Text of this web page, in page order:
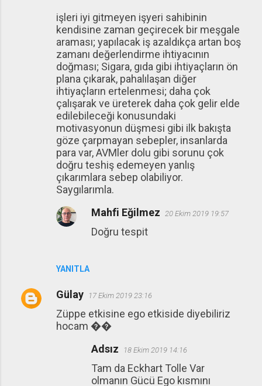
işleri iyi gitmeyen işyeri sahibinin
kendisine zaman geçirecek bir meşgale
araması; yapılacak iş azaldıkça artan boş
zamanı değerlendirme ihtiyacının
doğması; Sigara, gıda gibi ihtiyaçların ön
plana çıkarak, pahalılaşan diğer
ihtiyaçların ertelenmesi; daha çok
çalışarak ve üreterek daha çok gelir elde
edilebileceği konusundaki
motivasyonun düşmesi gibi ilk bakışta
göze çarpmayan sebepler, insanlarda
para var, AVMler dolu gibi sorunu çok
doğru teshiş edemeyen yanlış
çıkarımlara sebep olabiliyor.
Saygılarımla.
YANITLA
Mahfi Eğilmez 20 Ekim 2019 19:57
Doğru tespit
Gülay 17 Ekim 2019 23:16
Züppe etkisine ego etkiside diyebiliriz
hocam ��
Adsız 18 Ekim 2019 14:16
Tam da Eckhart Tolle Var
olmanın Gücü Ego kısmını